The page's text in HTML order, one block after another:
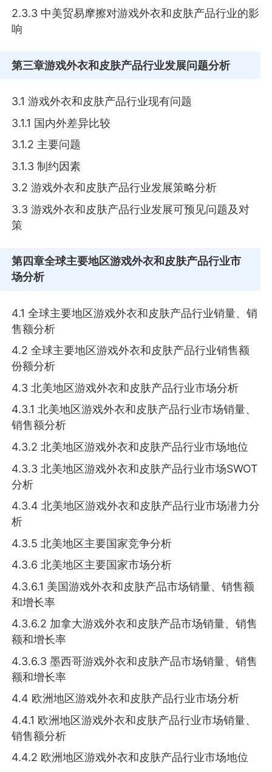
2.3.3 中美贸易摩擦对游戏外衣和皮肤产品行业的影
响
第三章游戏外衣和皮肤产品行业发展问题分析
3.1 游戏外衣和皮肤产品行业现有问题
3.1.1 国内外差异比较
3.1.2 主要问题
3.1.3 制约因素
3.2 游戏外衣和皮肤产品行业发展策略分析
3.3 游戏外衣和皮肤产品行业发展可预见问题及对
策
第四章全球主要地区游戏外衣和皮肤产品行业市
场分析
4.1 全球主要地区游戏外衣和皮肤产品行业销量、销
售额分析
4.2 全球主要地区游戏外衣和皮肤产品行业销售额
份额分析
4.3 北美地区游戏外衣和皮肤产品行业市场分析
4.3.1 北美地区游戏外衣和皮肤产品行业市场销量、
销售额分析
4.3.2 北美地区游戏外衣和皮肤产品行业市场地位
4.3.3 北美地区游戏外衣和皮肤产品行业市场SWOT
分析
4.3.4 北美地区游戏外衣和皮肤产品行业市场潜力分
析
4.3.5 北美地区主要国家竞争分析
4.3.6 北美地区主要国家市场分析
4.3.6.1 美国游戏外衣和皮肤产品市场销量、销售额
和增长率
4.3.6.2 加拿大游戏外衣和皮肤产品市场销量、销售
额和增长率
4.3.6.3 墨西哥游戏外衣和皮肤产品市场销量、销售
额和增长率
4.4 欧洲地区游戏外衣和皮肤产品行业市场分析
4.4.1 欧洲地区游戏外衣和皮肤产品行业市场销量、
销售额分析
4.4.2 欧洲地区游戏外衣和皮肤产品行业市场地位